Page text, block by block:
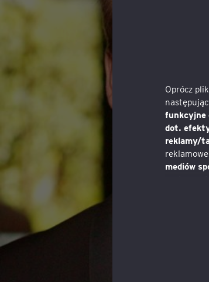
Oprócz
funkcyjne
dot.
reklamy/
mediów
poprzez